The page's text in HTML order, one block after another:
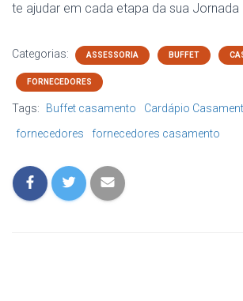
te ajudar em cada etapa da sua
Categorias: ASSESSORIA BUFFET
FORNECEDORES
Tags: Buffet casamento Cardápio
fornecedores
fornecedores casamento